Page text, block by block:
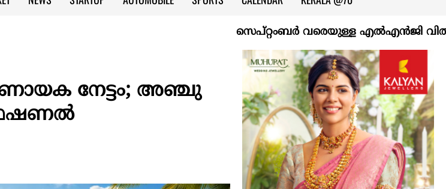
സെപ്റ്റംബർ വരെയുള്ള എൽഎൻജി വിതരണം
നേട്ടം; അഞ്ചു